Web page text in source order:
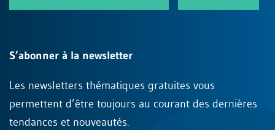
S’abonner à la newsletter
Les newsletters thématiques gratuites vous
permettent d’être toujours au courant des dernières
tendances et nouveautés.